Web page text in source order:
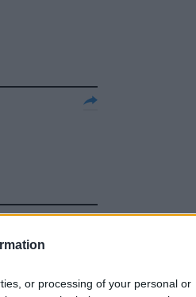
or processing of your personal or